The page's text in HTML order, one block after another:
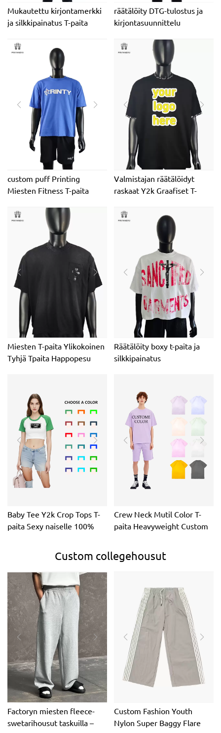
Mukautettu kirjontamerkki
ja silkkipainatus T-paita
räätälöity DTG-tulostus ja
kirjontasuunnittelu
custom puff Printing
Miesten Fitness T-paita
Valmistajan räätälöidyt
raskaat Y2k Graafiset T-
Fit Pyöreäkaula-
printtipaidat Miesten
Miesten T-paita Ylikokoinen
Tyhjä Tpaita Happopesu
Distressed Vintage T-paidat
miehille
Räätälöity boxy t-paita ja
silkkipainatus
Baby Tee Y2k Crop Tops T-
paita Sexy naiselle 100%
Crew Neck Mutil Color T-
paita Heavyweight Custom
Custom collegehousut
Factoryn miesten fleece-
swetarihousut taskuilla –
Custom Fashion Youth
Nylon Super Baggy Flare